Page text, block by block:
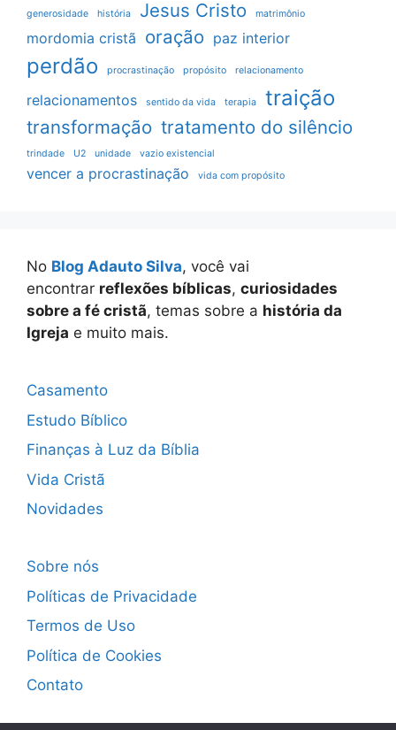
generosidade história Jesus Cristo matrimônio
mordomia cristã oração paz interior
perdão procrastinação propósito relacionamento
relacionamentos sentido da vida terapia traição
transformação tratamento do silêncio
trindade U2 unidade vazio existencial
vencer a procrastinação vida com propósito
No Blog Adauto Silva, você vai
encontrar reflexões bíblicas, curiosidades
sobre a fé cristã, temas sobre a história da
Igreja e muito mais.
Casamento
Estudo Bíblico
Finanças à Luz da Bíblia
Vida Cristã
Novidades
Sobre nós
Políticas de Privacidade
Termos de Uso
Política de Cookies
Contato